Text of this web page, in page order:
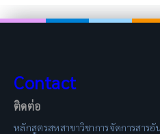
Contact
ติดต่อ
หลักสูตรสหสาขาวิชาการจัดการสาร